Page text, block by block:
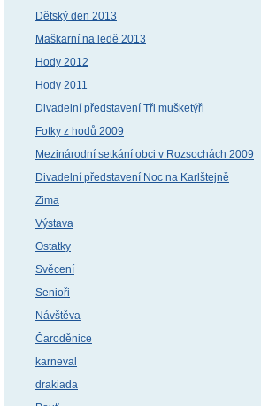
Dětský den 2013
Maškarní na ledě 2013
Hody 2012
Hody 2011
Divadelní představení Tři mušketýři
Fotky z hodů 2009
Mezinárodní setkání obci v Rozsochách 2009
Divadelní představení Noc na Karlštejně
Zima
Výstava
Ostatky
Svěcení
Senioři
Návštěva
Čaroděnice
karneval
drakiada